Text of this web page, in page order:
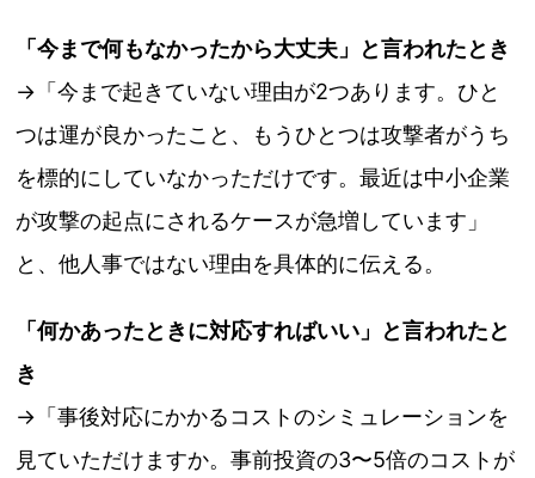
「今まで何もなかったから大丈夫」と言われたとき
→「今まで起きていない理由が2つあります。ひと
つは運が良かったこと、もうひとつは攻撃者がうち
を標的にしていなかっただけです。最近は中小企業
が攻撃の起点にされるケースが急増しています」
と、他人事ではない理由を具体的に伝える。
「何かあったときに対応すればいい」と言われたと
き
→「事後対応にかかるコストのシミュレーションを
見ていただけますか。事前投資の3〜5倍のコストが